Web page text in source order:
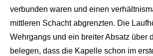
verbunden waren und einen
mittleren Schacht abgrenzten. Die
Wehrgangs und ein breiter Absatz über
belegen, dass die Kapelle schon im